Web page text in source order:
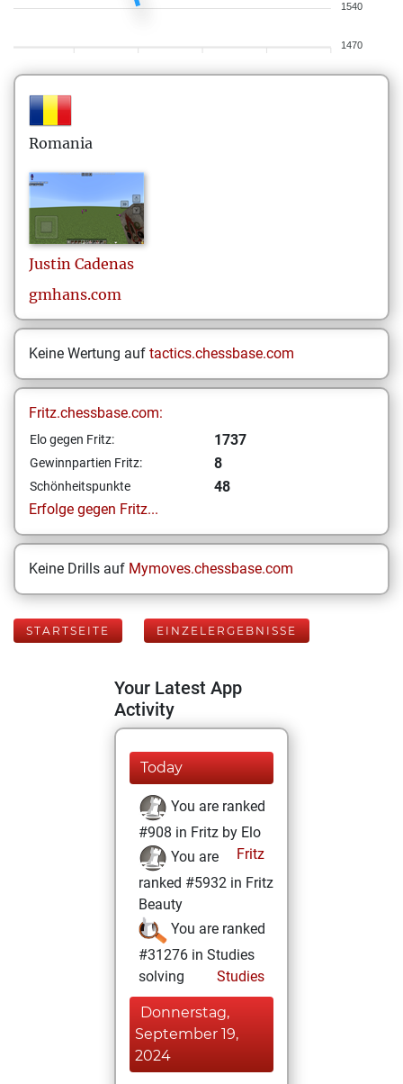
1540
1470
Romania
Justin Cadenas
gmhans.com
Keine Wertung auf tactics.chessbase.com
Fritz.chessbase.com:
Elo gegen Fritz: 1737
Gewinnpartien Fritz: 8
Schönheitspunkte
48
Erfolge gegen Fritz...
Keine Drills auf Mymoves.chessbase.com
STARTSEITE EINZELERGEBNISSE
Your Latest App
Activity
Today
You are ranked
#908 in Fritz by Elo
Fritz
You are
ranked #5932 in Fritz
Beauty
You are ranked
#31276 in Studies
solving
Studies
Donnerstag,
September 19,
2024